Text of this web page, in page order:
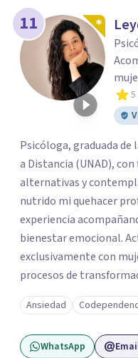
11
5
Psicóloga, graduada de
a Distancia (UNAD),
alternativas y
nutrido mi quehacer
experiencia
bienestar emocional. Actualmente trabajo
exclusivamente con
procesos de
necesidad de tomar
mismas y hacer un
Mi propio camino
con niños,
Ansiedad
WhatsApp